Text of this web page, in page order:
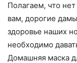
Полагаем, что
вам, дорогие
здоровье наших
необходимо
Домашняя маска